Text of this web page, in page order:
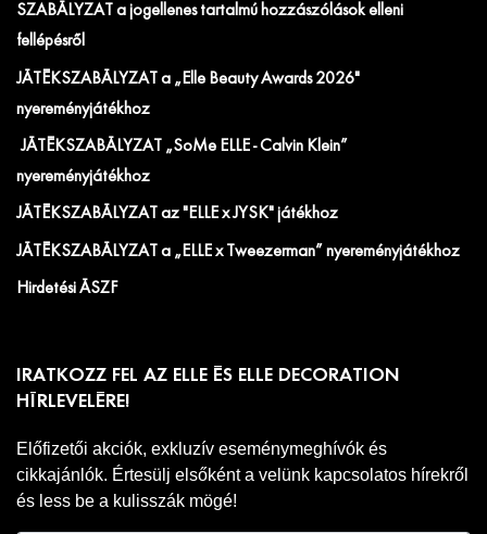
SZABÁLYZAT a jogellenes tartalmú hozzászólások elleni
fellépésről
JÁTÉKSZABÁLYZAT a „Elle Beauty Awards 2026"
nyereményjátékhoz
JÁTÉKSZABÁLYZAT „SoMe ELLE - Calvin Klein”
nyereményjátékhoz
JÁTÉKSZABÁLYZAT az "ELLE x JYSK" játékhoz
JÁTÉKSZABÁLYZAT a „ELLE x Tweezerman” nyereményjátékhoz
Hirdetési ÁSZF
IRATKOZZ FEL AZ ELLE ÉS ELLE DECORATION
HÍRLEVELÉRE!
Előfizetői akciók, exkluzív eseménymeghívók és
cikkajánlók. Értesülj elsőként a velünk kapcsolatos hírekről
és less be a kulisszák mögé!